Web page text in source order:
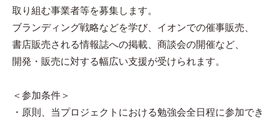
取り組む事業者等を募集します。
ブランディング戦略などを学び、イオンでの催事販売、
書店販売される情報誌への掲載、商談会の開催など、
開発・販売に対する幅広い支援が受けられます。
＜参加条件＞
・原則、当プロジェクトにおける勉強会全日程に参加でき